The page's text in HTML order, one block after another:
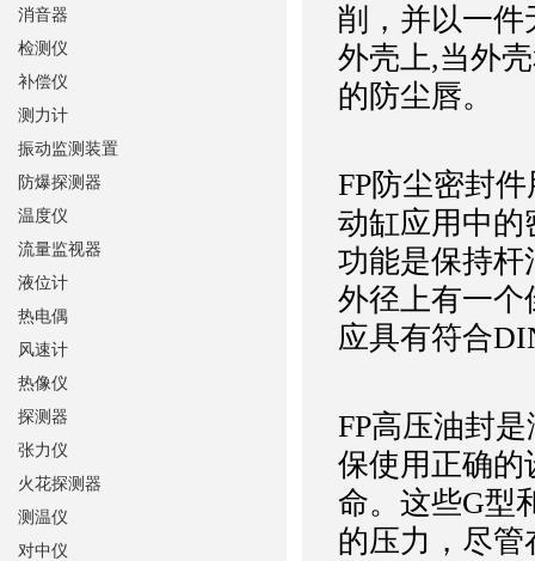
削，并以一件
外壳上,当外
的防尘唇。
FP防尘密封
动缸应用中的
功能是保持杆
外径上有一个
应具有符合
FP高压油封
保使用正确的
命。这些G型
的压力，尽
消音器
检测仪
补偿仪
测力计
振动监测装置
防爆探测器
温度仪
流量监视器
液位计
热电偶
风速计
热像仪
探测器
张力仪
火花探测器
测温仪
对中仪